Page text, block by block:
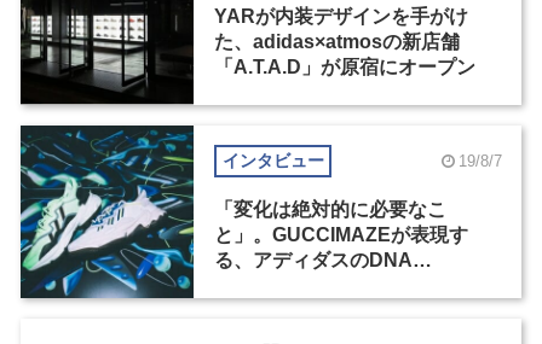
YARが内装デザインを手がけ
た、adidas×atmosの新店舗
「A.T.A.D」が原宿にオープン
インタビュー 19/8/7
「変化は絶対的に必要なこ
と」。GUCCIMAZEが表現す
る、アディダスのDNA